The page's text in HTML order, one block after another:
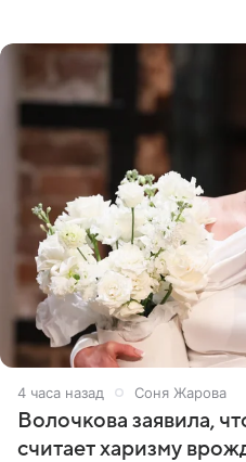
4 часа назад Соня Жарова
Волочкова заявила,
считает харизму